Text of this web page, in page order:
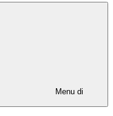
Menu di